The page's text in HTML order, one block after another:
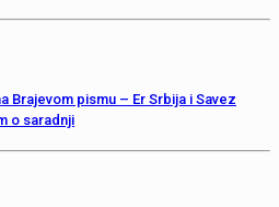
Brajevom pismu – Er Srbija i Savez
o saradnji